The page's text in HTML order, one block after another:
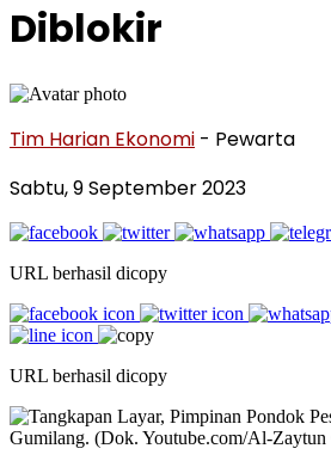
Diblokir
Tim Harian Ekonomi - Pewarta
Sabtu, 9 September 2023
URL berhasil dicopy
URL berhasil dicopy